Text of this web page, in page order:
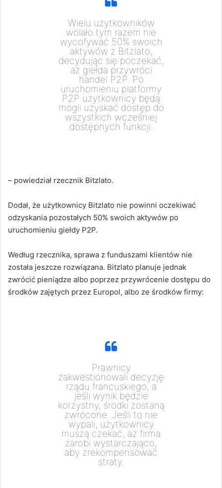
Wielu użytkowników
wolało tym razem nie
wycofywać 50% swoich
aktywów z Bitzlato,
decydując się poczekać,
aż giełda przywróci
handel P2P. Po
uruchomieniu platformy
P2P użytkownicy będą
mogli uzyskać dostęp do
wszystkich wcześniej
dostępnych funkcji.
– powiedział rzecznik Bitzlato.
Dodał, że użytkownicy Bitzlato nie powinni oczekiwać
odzyskania pozostałych 50% swoich aktywów po
uruchomieniu giełdy P2P.
Według rzecznika, sprawa z funduszami klientów nie
została jeszcze rozwiązana. Bitzlato planuje jednak
zwrócić pieniądze albo poprzez przywrócenie dostępu do
środków zajętych przez Europol, albo ze środków firmy:
Prawnicy
zakwestionowali decyzję
rządu francuskiego, a
jeśli wynik będzie
korzystny, środki zostaną
zwrócone. Jeśli to nie
wypali, użytkownicy
muszą czekać, aż firma
zarobi wystarczająco,
aby zrekompensować
straty.